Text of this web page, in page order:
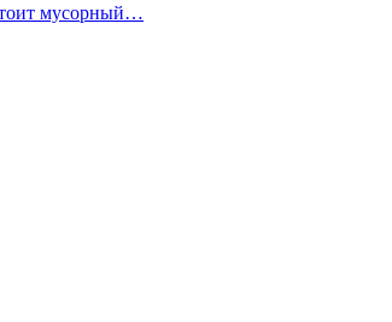
мусорный…